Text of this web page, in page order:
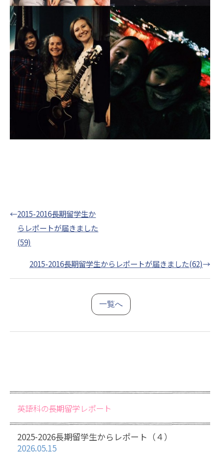
←2015-2016長期留学生か
らレポートが届きました
(59)
2015-2016長期留学生からレポートが届きました(62)→
一覧へ
英語科の長期留学レポート
2025-2026長期留学生からレポート（４）
2026.05.15